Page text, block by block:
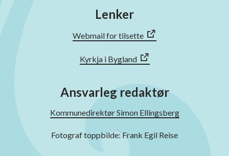
Lenker
Webmail for tilsette
Kyrkja i Bygland
Ansvarleg redaktør
Kommunedirektør Simon Ellingsberg
Fotograf toppbilde: Frank Egil Reise